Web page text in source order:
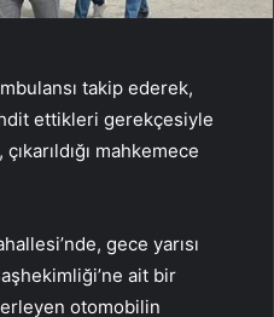
takip ederek,
ettikleri gerekçesiyle
mahkemece
gece yarısı
ait bir
otomobilin